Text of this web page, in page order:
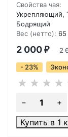
Свойства чая:
Укрепляющий,
Бодрящий
Вес (нетто): 65
2 000 ₽ 2
- 23%
Купить в 1